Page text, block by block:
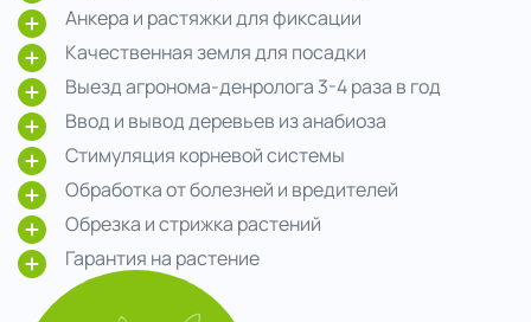
Анкера и растяжки для фиксации
Качественная земля для посадки
Выезд агронома-денролога 3-4 раза в год
Ввод и вывод деревьев из анабиоза
Стимуляция корневой системы
Обработка от болезней и вредителей
Обрезка и стрижка растений
Гарантия на растение